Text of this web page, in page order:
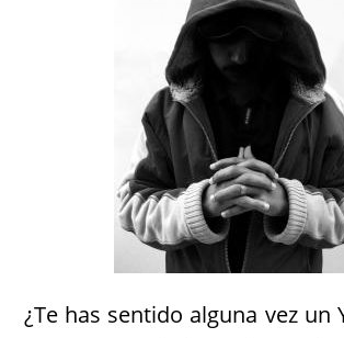
¿Te has sentido alguna vez un